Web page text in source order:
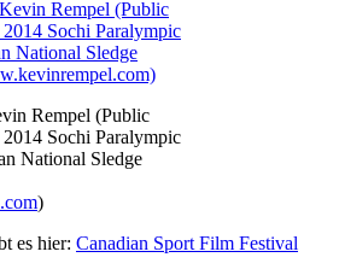
Rempel (Public
Sochi Paralympic
National Sledge
)
es hier: Canadian Sport Film Festival